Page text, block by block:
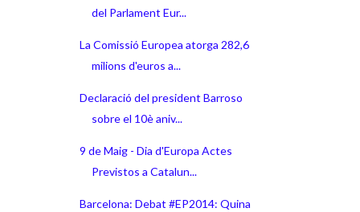
del Parlament Eur...
La Comissió Europea atorga 282,6
milions d'euros a...
Declaració del president Barroso
sobre el 10è aniv...
9 de Maig - Dia d'Europa Actes
Previstos a Catalun...
Barcelona: Debat #EP2014: Quina